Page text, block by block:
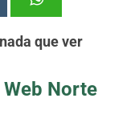
que ver
Web Norte